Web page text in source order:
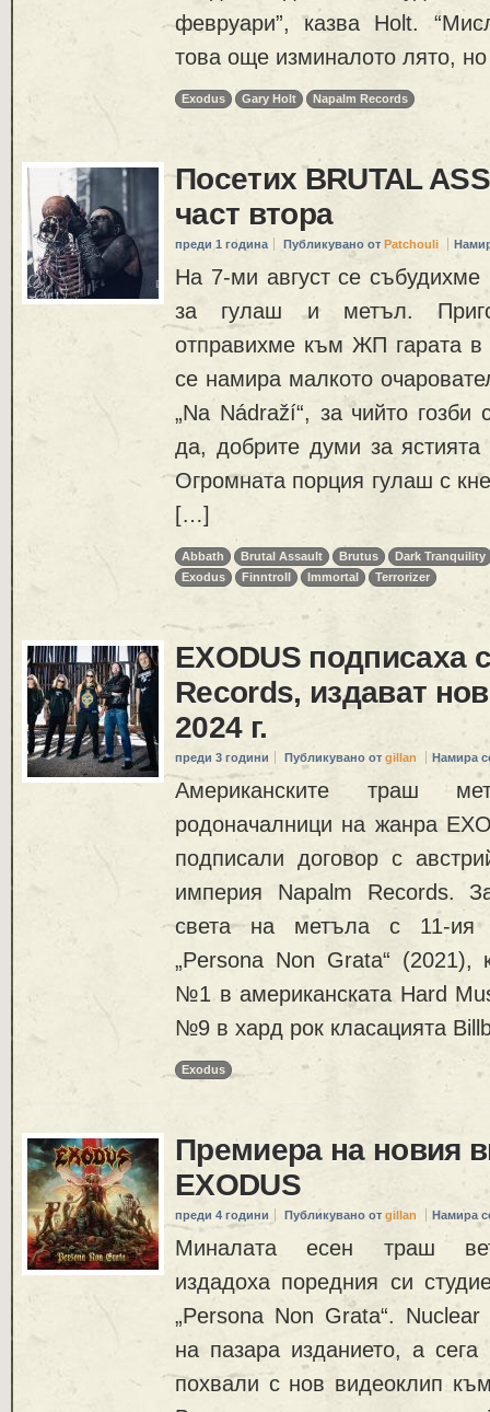
февруари”, казва Holt.
това още изминалото лято,
Exodus Gary Holt Napalm Records
Посетих BRUTAL
част втора
преди 1 година Публикувано от Patchouli
На 7-ми август се
за гулаш и метъл.
отправихме към ЖП гарата
се намира малкото
„Na Nádraží“, за чийто гозби
да, добрите думи за
Огромната порция гулаш с
[…]
Abbath Brutal Assault Brutus
Dark Tranquility
Exodus
Finntroll Immortal Terrorizer
EXODUS подписаха
Records, издават
2024 г.
преди 3 години Публикувано от gillan Намира
Американските траш
родоначалници на жанра
подписали договор с
империя Napalm Records.
света на метъла с 11-ия
„Persona Non Grata“ (2021),
№1 в американската Hard
№9 в хард рок класацията
Exodus
Премиера на новия
EXODUS
преди 4 години Публикувано от gillan Намира
Миналата есен траш
издадоха поредния си
„Persona Non Grata“.
на пазара изданието, а
похвали с нов видеоклип